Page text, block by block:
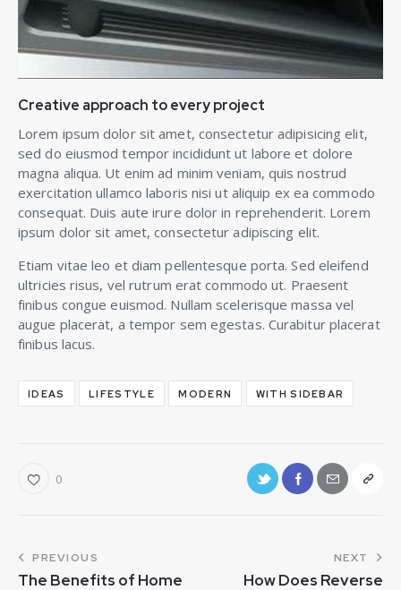
Creative approach to every project
Lorem ipsum dolor sit amet, consectetur adipisicing elit,
sed do eiusmod tempor incididunt ut labore et dolore
magna aliqua. Ut enim ad minim veniam, quis nostrud
exercitation ullamco laboris nisi ut aliquip ex ea commodo
consequat. Duis aute irure dolor in reprehenderit. Lorem
ipsum dolor sit amet, consectetur adipiscing elit.
Etiam vitae leo et diam pellentesque porta. Sed eleifend
ultricies risus, vel rutrum erat commodo ut. Praesent
finibus congue euismod. Nullam scelerisque massa vel
augue placerat, a tempor sem egestas. Curabitur placerat
finibus lacus.
IDEAS LIFESTYLE MODERN WITH SIDEBAR
0
PREVIOUS
The Benefits of Home
NEXT
How Does Reverse